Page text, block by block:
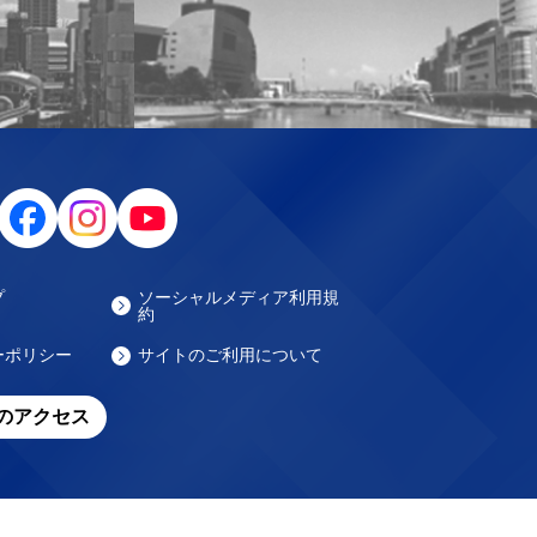
ソーシャルメディア利用規
約
リシー サイトのご利用について
アクセス